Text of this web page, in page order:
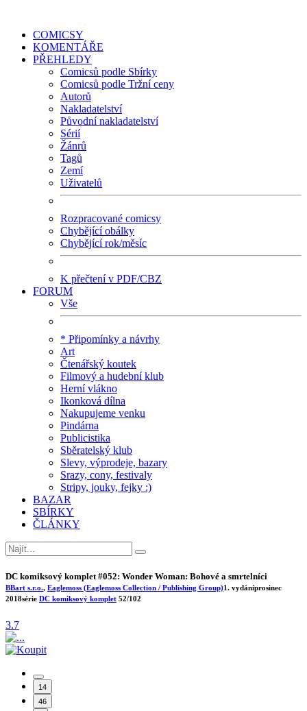
COMICSY
KOMENTÁŘE
PŘEHLEDY
Comicsů podle Sbírky
Comicsů podle Tržní ceny
Autorů
Nakladatelství
Původní nakladatelství
Sérií
Žánrů
Tagů
Zemí
Uživatelů
Rozpracované comicsy
Chybějící obálky
Chybějící rok/měsíc
K přečtení v PDF/CBZ
FORUM
Vše
* Připomínky a návrhy
Art
Čtenářský koutek
Filmový a hudební klub
Herní vlákno
Ikonková dílna
Nakupujeme venku
Pindárna
Publicistika
Sběratelský klub
Slevy, výprodeje, bazary
Srazy, cony, festivaly
Stripy, jouky, fejky :)
BAZAR
SBÍRKY
ČLÁNKY
DC komiksový komplet #052: Wonder Woman: Bohové a smrtelníci
BBart s.r.o., Eaglemoss (Eaglemoss Collection / Publishing Group)1. vydáníprosinec
2018série DC komiksový komplet 52/102
3.7
14
46